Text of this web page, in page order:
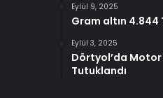
Eylül 9, 2025
Gram altın 4.844
Eylül 3, 2025
Dörtyol’da Motor
Tutuklandı